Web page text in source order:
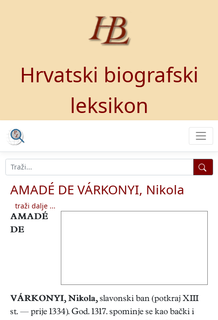
Hrvatski biografski
leksikon
AMADÉ DE VÁRKONYI, Nikola
traži dalje ...
AMADÉ
DE
VÁRKONYI, Nikola, slavonski ban (potkraj XIII
st. — prije 1334). God. 1317. spominje se kao bački i